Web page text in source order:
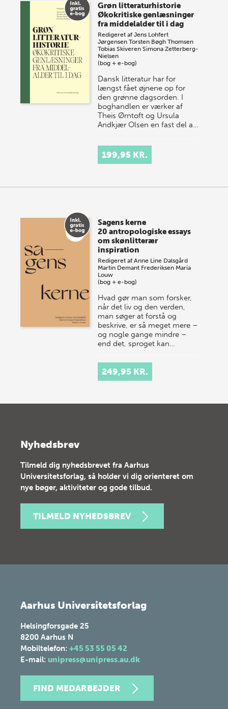
Grøn litteraturhistorie
Økokritiske genlæsninger
fra middelalder til i dag
Redigeret afJens Lohfert
Jørgensen Torsten Bøgh Thomsen
Tobias Skiveren Simona Zetterberg-
Nielsen
(bog + e-bog)
Dansk litteratur har for
længst fået øjnene op for
den grønne dagsorden. I
boghandlen er værker af
Theis Ørntoft og Ursula
Andkjær Olsen en fast del a…
199,95 KR.
Sagens kerne
20 antropologiske essays
om skønlitterær
inspiration
Redigeret afAnne Line Dalsgård
Martin Demant Frederiksen Maria
Louw
(bog + e-bog)
Hvad gør man som forsker,
når det liv og den verden,
man søger at forstå og
beskrive, er så meget mere –
og nogle gange mindre –
end det, sproget kan…
249,95 KR.
Nyhedsbrev
Tilmeld dig nyhedsbrevet fra Aarhus
Universitetsforlag, så holder vi dig orienteret om
nye bøger, aktiviteter og gode tilbud.
TILMELD NYHEDSBREV
Aarhus Universitetsforlag
Helsingforsgade 25
8200 Aarhus N
Mobiltelefon: +45 53 55 05 42
E-mail: unipress@unipress.au.dk
FIND MEDARBEJDER